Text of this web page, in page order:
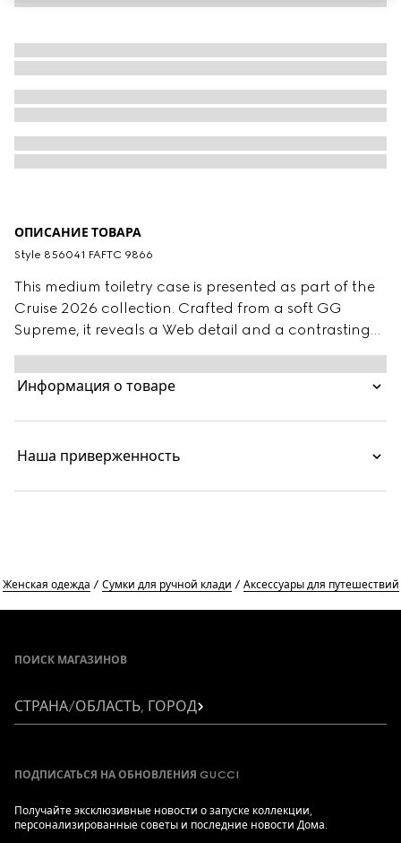
ОПИСАНИЕ ТОВАРА
Style ‎856041 FAFTC 9866
This medium toiletry case is presented as part of the
Cruise 2026 collection. Crafted from a soft GG
Supreme, it reveals a Web detail and a contrasting
lining.
Информация о товаре
Наша приверженность
Женская одежда Сумки для ручной клади Аксессуары для путешествий
ПОИСК МАГАЗИНОВ
СТРАНА/ОБЛАСТЬ, ГОРОД
ПОДПИСАТЬСЯ НА ОБНОВЛЕНИЯ GUCCI
Получайте эксклюзивные новости о запуске коллекции,
персонализированные советы и последние новости Дома.